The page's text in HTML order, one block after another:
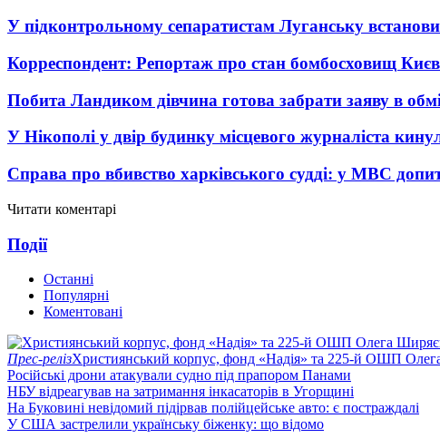
У підконтрольному сепаратистам Луганську
Корреспондент: Репортаж про стан бомбосховищ
Побита Ландиком дівчина готова забрати заяву в
У Нікополі у двір будинку місцевого журналіста
Справа про вбивство харківського судді: у МВС
Читати коментарі
Події
Останні
Популярні
Коментовані
Прес-релізХристиянський корпус, фонд «Надія» та 225-й ОШП
Російські дрони атакували судно під прапором Панами
НБУ відреагував на затримання інкасаторів в Угорщині
На Буковині невідомий підірвав полійцейське авто: є постраждалі
У США застрелили українську біженку: що відомо